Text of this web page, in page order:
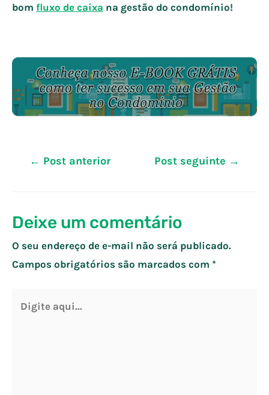
bom fluxo de caixa na gestão do condomínio!
Navegação
← Post anterior Post seguinte →
Deixe um comentário
O seu endereço de e-mail não será publicado.
Campos obrigatórios são marcados com *
aqui...